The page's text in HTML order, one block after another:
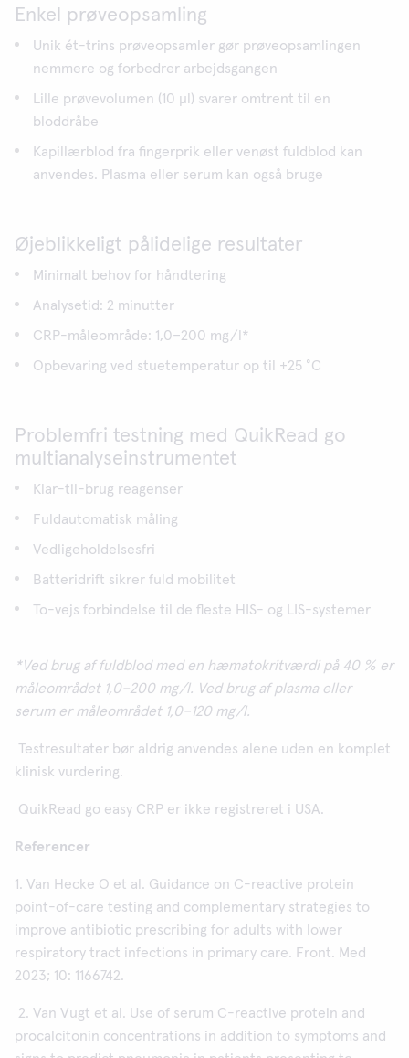
Enkel prøveopsamling
Unik ét-trins prøveopsamler gør prøveopsamlingen
nemmere og forbedrer arbejdsgangen
Lille prøvevolumen (10 μl) svarer omtrent til en
bloddråbe
Kapillærblod fra fingerprik eller venøst fuldblod kan
anvendes. Plasma eller serum kan også bruge
Øjeblikkeligt pålidelige resultater
Minimalt behov for håndtering
Analysetid: 2 minutter
CRP-måleområde: 1,0−200 mg/l*
Opbevaring ved stuetemperatur op til +25 °C
Problemfri testning med QuikRead go
multianalyseinstrumentet
Klar-til-brug reagenser
Fuldautomatisk måling
Vedligeholdelsesfri
Batteridrift sikrer fuld mobilitet
To-vejs forbindelse til de fleste HIS- og LIS-systemer
*Ved brug af fuldblod med en hæmatokritværdi på 40 % er
måleområdet 1,0–200 mg/l. Ved brug af plasma eller
serum er måleområdet 1,0–120 mg/l.
Testresultater bør aldrig anvendes alene uden en komplet
klinisk vurdering.
QuikRead go easy CRP er ikke registreret i USA.
Referencer
1. Van Hecke O et al. Guidance on C-reactive protein
point-of-care testing and complementary strategies to
improve antibiotic prescribing for adults with lower
respiratory tract infections in primary care. Front. Med
2023; 10: 1166742.
2. Van Vugt et al. Use of serum C-reactive protein and
procalcitonin concentrations in addition to symptoms and